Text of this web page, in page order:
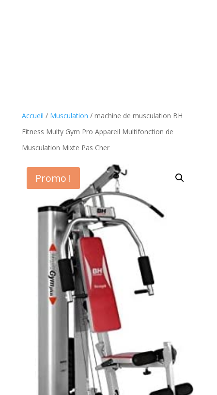
Accueil / Musculation / machine de musculation BH
Fitness Multy Gym Pro Appareil Multifonction de
Musculation Mixte Pas Cher
Promo !